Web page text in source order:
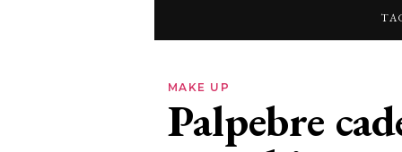
MAKE UP
Palpebre